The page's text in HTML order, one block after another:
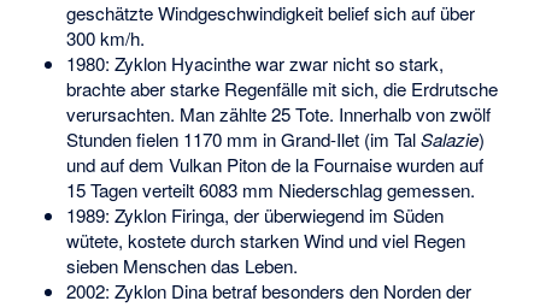
geschätzte Windgeschwindigkeit belief sich auf über
300 km/h.
1980: Zyklon Hyacinthewar zwar nicht so stark,
brachte aber starke Regenfälle mit sich, die Erdrutsche
verursachten. Man zählte 25 Tote. Innerhalb von zwölf
Stunden fielen 1170 mm in Grand-Ilet (im TalSalazie)
und auf dem Vulkan Piton de la Fournaise wurden auf
15 Tagen verteilt 6083 mm Niederschlag gemessen.
1989: Zyklon Firinga, der überwiegend im Süden
wütete, kostete durch starken Wind und viel Regen
sieben Menschen das Leben.
2002: Zyklon Dinabetraf besonders den Norden der